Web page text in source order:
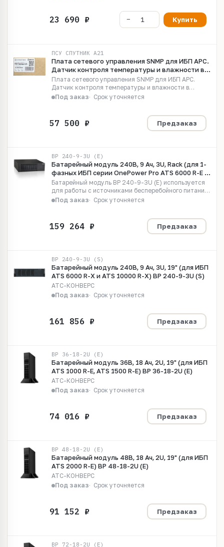
Купить
ПСУ СПУТНИК А21
Плата сетевого управления SNMP для ИБП APC.
Датчик контроля температуры и влажности в
комплекте.(аналог AP9640, AP9641)
(совместима с линейками ИБП: SMT, SRT, SMX)
Плата сетевого управления SNMP для ИБП APC.
Датчик контроля температуры и влажности в
комплекте.(аналог AP9640, AP9641)(совместима с
Под заказ Срок уточняется
Предзаказ
BP 240-9-3U (E)
Батарейный модуль 240В, 9 Ач, 3U, Rack (для 1-
фазных ИБП серии OnePower Pro ATS 6000 R-E и
ATS 10000 R-E) BP 240-9-3U (E)
Батарейный модуль BP 240-9-3U (E) используется
для работы с источниками бесперебойного питания
ATS 6000 R-E, ATS 10000 R-E серии OnePower Pro, а
Под заказ Срок уточняется
Предзаказ
BP 240-9-3U (S)
Батарейный модуль 240В, 9 Ач, 3U, 19" (для ИБП
ATS 6000 R-X и ATS 10000 R-X) BP 240-9-3U (S)
АТС-КОНВЕРС
Под заказ
Срок уточняется
Предзаказ
BP 36-18-2U (E)
Батарейный модуль 36В, 18 Ач, 2U, 19" (для ИБП
ATS 1000 R-E, ATS 1500 R-E) BP 36-18-2U (E)
АТС-КОНВЕРС
Под заказ
Срок уточняется
Предзаказ
BP 48-18-2U (E)
Батарейный модуль 48В, 18 Ач, 2U, 19" (для ИБП
ATS 2000 R-E) BP 48-18-2U (E)
АТС-КОНВЕРС
Под заказ
Срок уточняется
Предзаказ
BP 72-18-2U (E)